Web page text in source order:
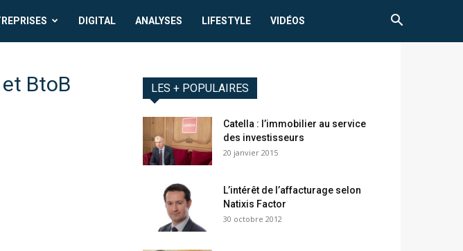
DIGITAL ANALYSES LIFESTYLE VIDÉOS
BtoB LES + POPULAIRES
Catella : l’immobilier au service
des investisseurs
20 janvier 2015
L’intérêt de l’affacturage selon
Natixis Factor
30 octobre 2012